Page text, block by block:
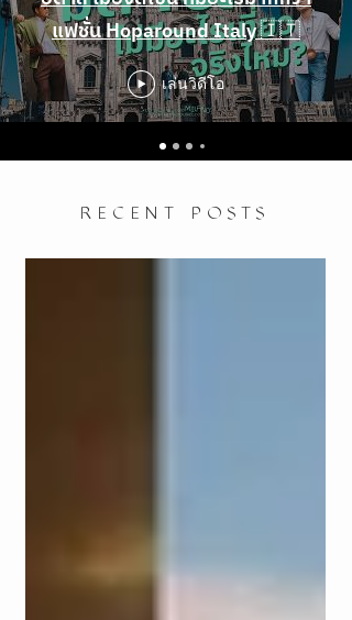
แฟชั่น Hoparound Italy 🇮🇹
เล่นวิดีโอ
RECENT POSTS